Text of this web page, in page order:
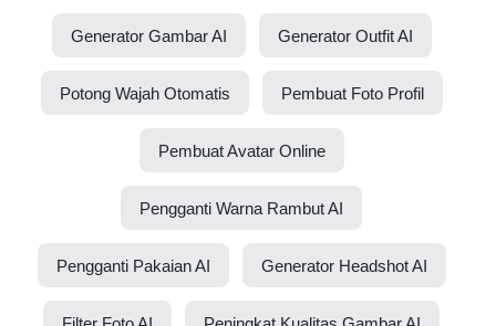
Generator Gambar AI Generator Outfit AI
Potong Wajah Otomatis Pembuat Foto Profil
Pembuat Avatar Online
Pengganti Warna Rambut AI
Pengganti Pakaian AI Generator Headshot AI